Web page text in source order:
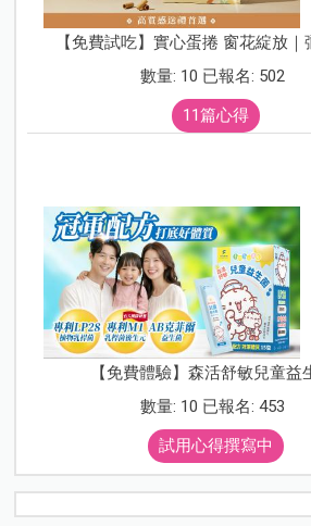
【免費試吃】實心蛋捲 窗花綻放｜
數量: 10 已報名: 502
11篇心得
【免費體驗】森活舒敏兒童益
數量: 10 已報名: 453
試用心得撰寫中